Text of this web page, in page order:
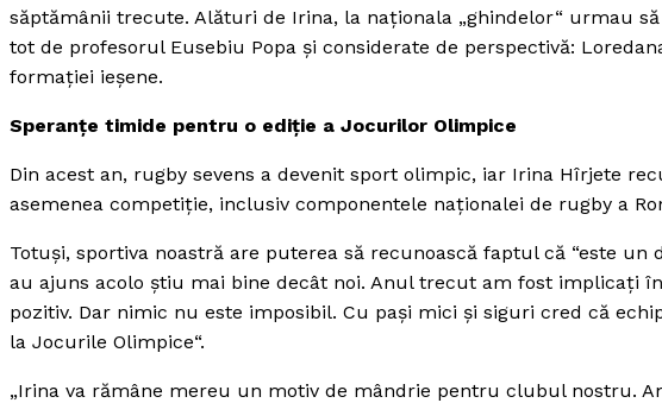
săptămânii trecute. Alături de Irina, la naţionala „ghindelor“ urmau
tot de profesorul Eusebiu Popa şi considerate de perspectivă:
formaţiei ieşene.
Speranţe timide pentru o ediţie a Jocurilor Olimpice
Din acest an, rugby sevens a devenit sport olimpic, iar Irina Hîrjete
asemenea competiţie, inclusiv componentele naţionalei de rugby a
Totuşi, sportiva noastră are puterea să recunoască faptul că “este
au ajuns acolo ştiu mai bine decât noi. Anul trecut am fost implicaţi
pozitiv. Dar nimic nu este imposibil. Cu paşi mici şi siguri cred că
la Jocurile Olimpice“.
„Irina va rămâne mereu un motiv de mândrie pentru clubul nostru.